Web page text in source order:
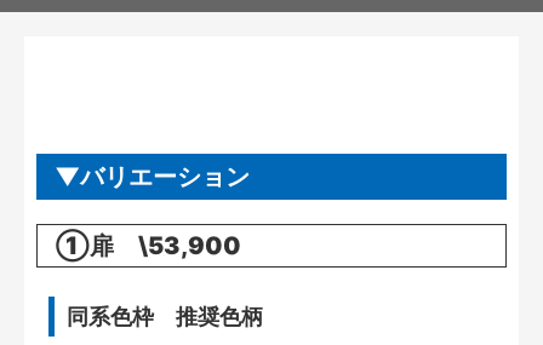
バリエーション
①扉 \53,900
同系色枠 推奨色柄